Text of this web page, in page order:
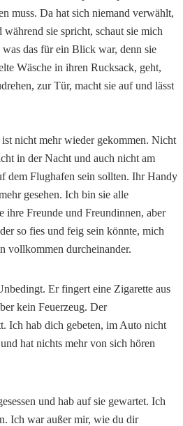
muss. Da hat sich niemand verwählt,
sie spricht, schaut sie mich
das für ein Blick war, denn sie
Wäsche in ihren Rucksack, geht,
zur Tür, macht sie auf und lässt
nicht mehr wieder gekommen. Nicht
in der Nacht und auch nicht am
dem Flughafen sein sollten. Ihr Handy
gesehen. Ich bin sie alle
ihre Freunde und Freundinnen, aber
so fies und feig sein könnte, mich
vollkommen durcheinander.
Er fingert eine Zigarette aus
kein Feuerzeug. Der
Ich hab dich gebeten, im Auto nicht
hat nichts mehr von sich hören
und hab auf sie gewartet. Ich
Ich war außer mir, wie du dir